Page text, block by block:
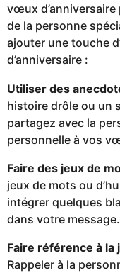
vœux
de la personne
ajouter une touche
d’anniversaire :
Utiliser des
histoire drôle ou un
partagez avec la
personnelle à vos
Faire des jeux de
jeux de mots ou
intégrer quelques
dans votre message.
Faire référence à la
Rappeler à la